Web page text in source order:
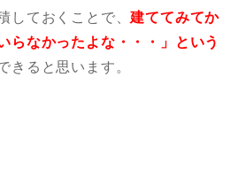
しておくことで、建ててみてか
らなかったよな・・・」という
きると思います。